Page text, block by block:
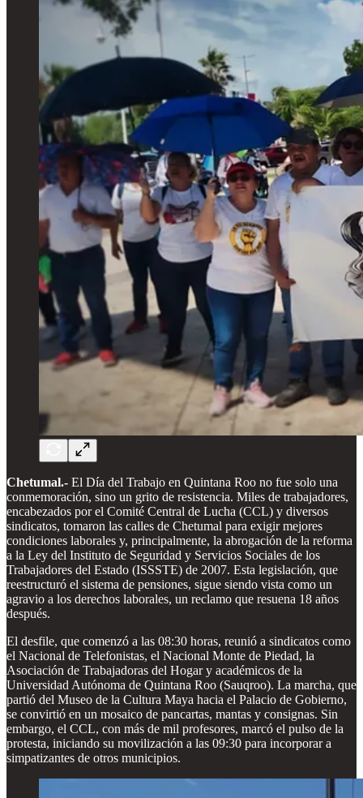
Chetumal.- El Día del Trabajo en Quintana Roo no fue solo una
conmemoración, sino un grito de resistencia. Miles de trabajadores,
encabezados por el Comité Central de Lucha (CCL) y diversos
sindicatos, tomaron las calles de Chetumal para exigir mejores
condiciones laborales y, principalmente, la abrogación de la reforma
a la Ley del Instituto de Seguridad y Servicios Sociales de los
Trabajadores del Estado (ISSSTE) de 2007. Esta legislación, que
reestructuró el sistema de pensiones, sigue siendo vista como un
agravio a los derechos laborales, un reclamo que resuena 18 años
después.
El desfile, que comenzó a las 08:30 horas, reunió a sindicatos como
el Nacional de Telefonistas, el Nacional Monte de Piedad, la
Asociación de Trabajadoras del Hogar y académicos de la
Universidad Autónoma de Quintana Roo (Sauqroo). La marcha, que
partió del Museo de la Cultura Maya hacia el Palacio de Gobierno,
se convirtió en un mosaico de pancartas, mantas y consignas. Sin
embargo, el CCL, con más de mil profesores, marcó el pulso de la
protesta, iniciando su movilización a las 09:30 para incorporar a
simpatizantes de otros municipios.